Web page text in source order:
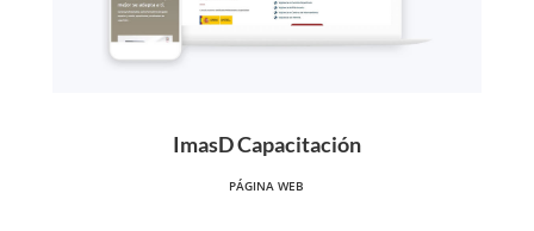
ImasD Capacitación
PÁGINA WEB